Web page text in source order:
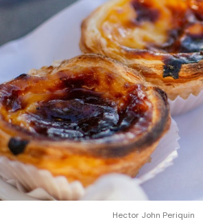
Hector John Periquin